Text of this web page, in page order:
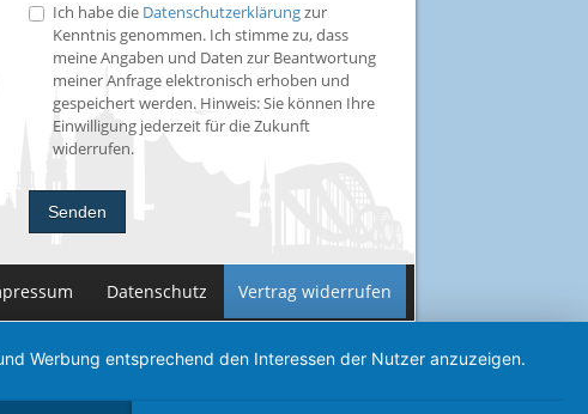
Ich habe die Datenschutzerklärungzur
Kenntnis genommen. Ich stimme zu, dass
meine Angaben und Daten zur Beantwortung
meiner Anfrage elektronisch erhoben und
gespeichert werden. Hinweis: Sie können Ihre
Einwilligung jederzeit für die Zukunft
widerrufen.
Senden
Datenschutz Vertrag widerrufen
Werbung entsprechend den Interessen der Nutzer anzuzeigen.